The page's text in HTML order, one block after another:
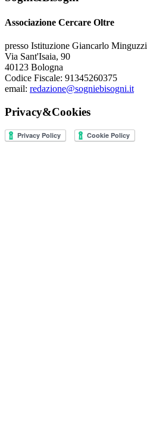
Associazione Cercare Oltre
presso Istituzione Giancarlo Minguzzi
Via Sant'Isaia, 90
40123 Bologna
Codice Fiscale: 91345260375
email: redazione@sogniebisogni.it
Privacy&Cookies